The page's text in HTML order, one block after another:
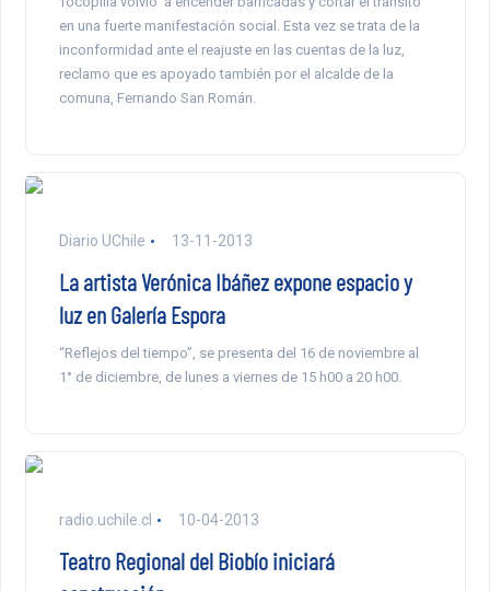
en una fuerte manifestación social. Esta vez se trata de la
inconformidad ante el reajuste en las cuentas de la luz,
reclamo que es apoyado también por el alcalde de la
comuna, Fernando San Román.
Diario UChile 13-11-2013
La artista Verónica Ibáñez expone espacio y
luz en Galería Espora
“Reflejos del tiempo”, se presenta del 16 de noviembre al
1° de diciembre, de lunes a viernes de 15 h00 a 20 h00.
radio.uchile.cl 10-04-2013
Teatro Regional del Biobío iniciará